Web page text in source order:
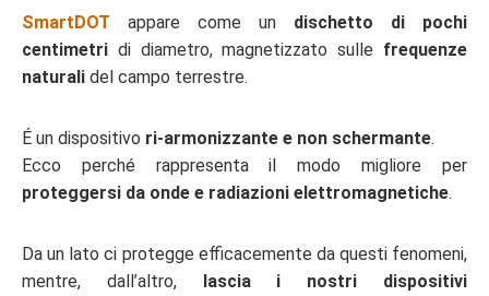
SmartDOT appare come un dischetto di pochi
centimetri di diametro, magnetizzato sulle frequenze
naturali del campo terrestre.
É un dispositivo ri-armonizzante e non schermante.
Ecco perché rappresenta il modo migliore per
proteggersi da onde e radiazioni elettromagnetiche.
Da un lato ci protegge efficacemente da questi fenomeni,
mentre, dall’altro,
lascia i nostri dispositivi